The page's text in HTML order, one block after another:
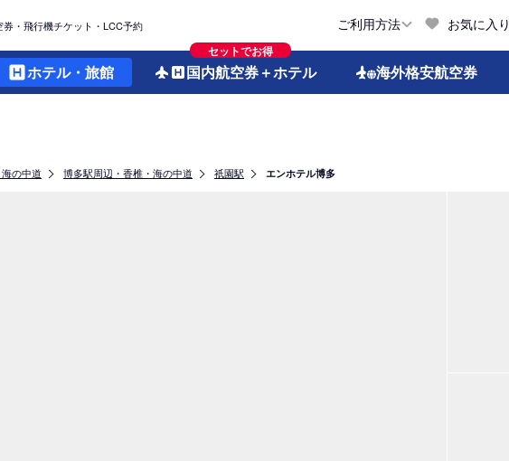
券・飛行機チケット・LCC予約 ご利用方法 お気に入り
ホテル・旅館
セットでお得
国内航空券＋ホテル 海外格安航空券
の中道 博多駅周辺・香椎・海の中道 祇園駅 エンホテル博多